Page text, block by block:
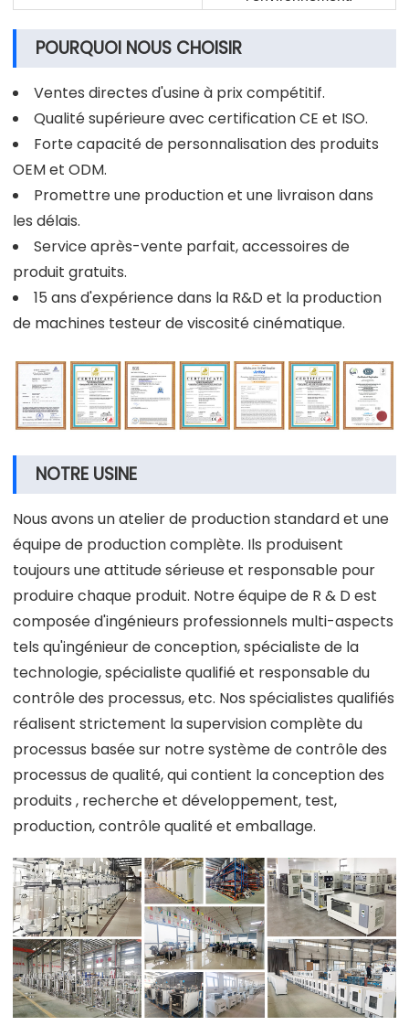
POURQUOI NOUS CHOISIR
Ventes directes d'usine à prix compétitif.
Qualité supérieure avec certification CE et ISO.
Forte capacité de personnalisation des produits
OEM et ODM.
Promettre une production et une livraison dans
les délais.
Service après-vente parfait, accessoires de
produit gratuits.
15 ans d'expérience dans la R&D et la production
de machines testeur de viscosité cinématique.
NOTRE USINE
Nous avons un atelier de production standard et une
équipe de production complète. Ils produisent
toujours une attitude sérieuse et responsable pour
produire chaque produit. Notre équipe de R & D est
composée d'ingénieurs professionnels multi-aspects
tels qu'ingénieur de conception, spécialiste de la
technologie, spécialiste qualifié et responsable du
contrôle des processus, etc. Nos spécialistes qualifiés
réalisent strictement la supervision complète du
processus basée sur notre système de contrôle des
processus de qualité, qui contient la conception des
produits , recherche et développement, test,
production, contrôle qualité et emballage.